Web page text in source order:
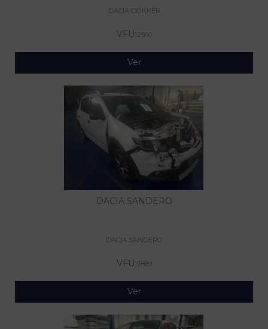
DACIA DOKKER
VFU12560
Ver
DACIA SANDERO
DACIA SANDERO
VFU12889
Ver